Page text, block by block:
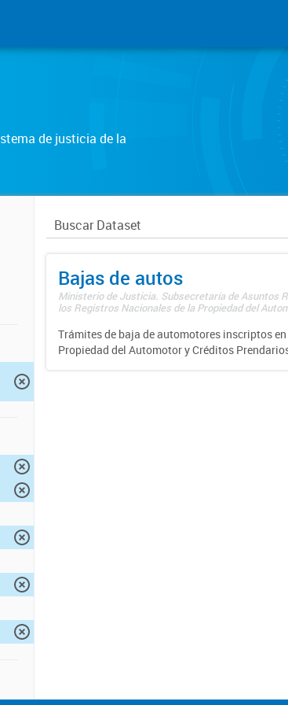
de justicia de la
Bajas de autos
Ministerio de Justicia. Subsecretaría de Asuntos
los Registros Nacionales de la Propiedad del
Trámites de baja de automotores inscriptos
Propiedad del Automotor y Créditos